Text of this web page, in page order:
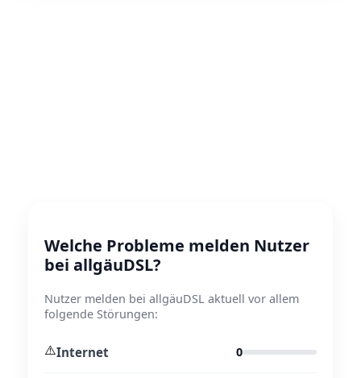
Welche Probleme melden Nutzer
bei allgäuDSL?
Nutzer melden bei allgäuDSL aktuell vor allem
folgende Störungen:
⚠️Internet 0